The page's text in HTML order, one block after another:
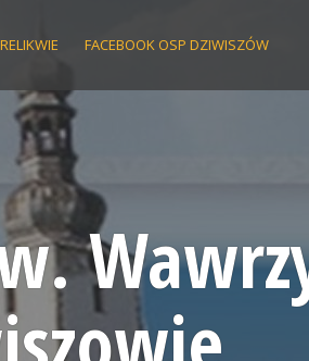
RELIKWIE FACEBOOK OSP DZIWISZÓW